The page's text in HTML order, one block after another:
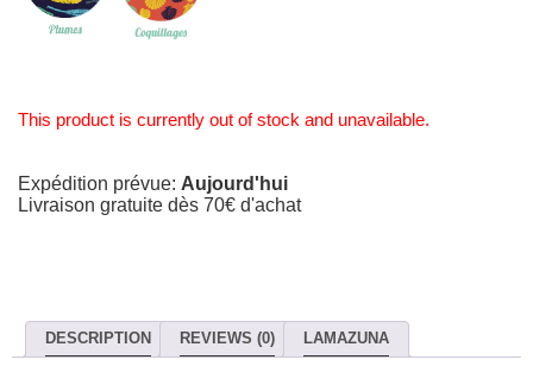
This product is currently out of stock and unavailable.
Expédition prévue: Aujourd'hui
Livraison gratuite dès 70€ d'achat
DESCRIPTION REVIEWS (0) LAMAZUNA